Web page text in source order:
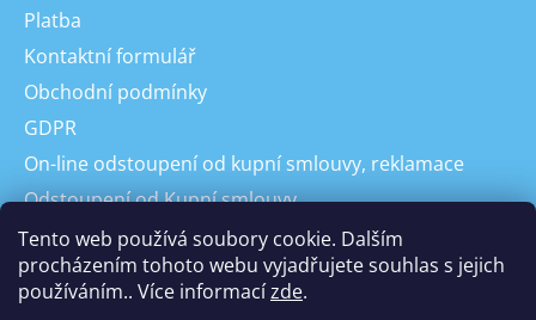
Tento web používá soubory cookie. Dalším
procházením tohoto webu vyjadřujete souhlas s jejich
používáním.. Více informacízde.
Platba
Kontaktní formulář
Obchodní podmínky
GDPR
On-line odstoupení od kupní smlouvy, reklamace
Odstoupení od Kupní smlouvy
Reklamace